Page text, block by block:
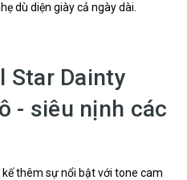
dù diện giày cả ngày dài.
Star Dainty
- siêu nịnh các
thêm sự nổi bật với tone cam